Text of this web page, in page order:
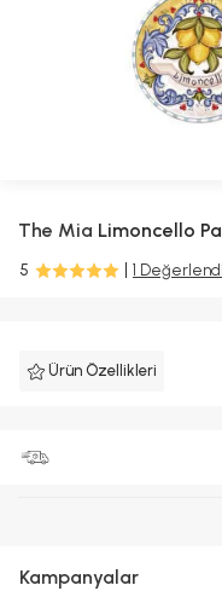
The Mia Limoncello
5 1
Ürün Özellikleri
Kampanyalar